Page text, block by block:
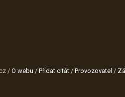
/ O webu / Přidat citát / Provozovatel /